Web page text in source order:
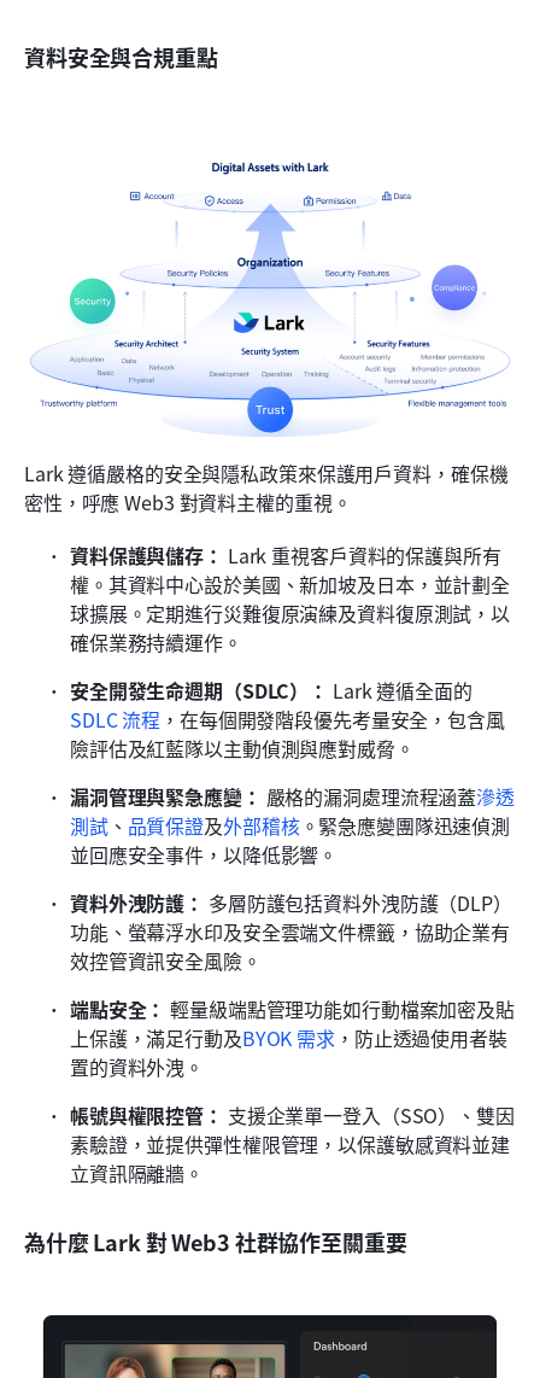
資料安全與合規重點
Lark 遵循嚴格的安全與隱私政策來保護用戶資料，確保機
密性，呼應 Web3 對資料主權的重視。
資料保護與儲存： Lark 重視客戶資料的保護與所有
權。其資料中心設於美國、新加坡及日本，並計劃全
球擴展。定期進行災難復原演練及資料復原測試，以
確保業務持續運作。
安全開發生命週期（SDLC）： Lark 遵循全面的
SDLC 流程 ，在每個開發階段優先考量安全，包含風
險評估及紅藍隊以主動偵測與應對威脅。
漏洞管理與緊急應變： 嚴格的漏洞處理流程涵蓋滲透
測試、 品質保證及外部稽核。緊急應變團隊迅速偵測
並回應安全事件，以降低影響。
資料外洩防護： 多層防護包括資料外洩防護（DLP）
功能、螢幕浮水印及安全雲端文件標籤，協助企業有
效控管資訊安全風險。
端點安全： 輕量級端點管理功能如行動檔案加密及貼
上保護，滿足行動及BYOK 需求 ，防止透過使用者裝
置的資料外洩。
帳號與權限控管： 支援企業單一登入（SSO）、雙因
素驗證，並提供彈性權限管理，以保護敏感資料並建
立資訊隔離牆。
為什麼 Lark 對 Web3 社群協作至關重要